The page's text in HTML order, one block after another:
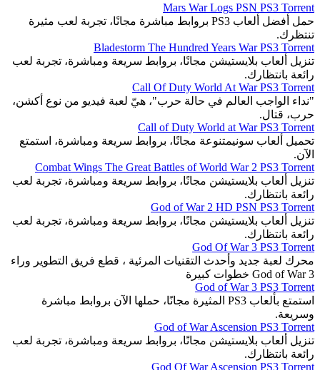
Mars War Logs PSN PS3 Torrent
حمل أفضل ألعاب PS3 بروابط مباشرة مجانًا، تجربة لعب مثيرة
تنتظرك.
Bladestorm The Hundred Years War PS3 Torrent
تنزيل ألعاب بلايستيشن مجانًا، بروابط سريعة ومباشرة، تجربة لعب
رائعة بانتظارك.
Call Of Duty World At War PS3 Torrent
"نداء الواجب العالم في حالة حرب"، هيّ لعبة فيديو من نوع أكشن،
حرب، قتال.
Call of Duty World at War PS3 Torrent
تحميل ألعاب سونيمتنوعة مجانًا، بروابط سريعة ومباشرة، استمتع
الآن.
Combat Wings The Great Battles of World War 2 PS3 Torrent
تنزيل ألعاب بلايستيشن مجانًا، بروابط سريعة ومباشرة، تجربة لعب
رائعة بانتظارك.
God of War 2 HD PSN PS3 Torrent
تنزيل ألعاب بلايستيشن مجانًا، بروابط سريعة ومباشرة، تجربة لعب
رائعة بانتظارك.
God Of War 3 PS3 Torrent
محرك لعبة جديد وأحدث التقنيات المرئية ، قطع فريق التطوير وراء
God of War 3 خطوات كبيرة
God of War 3 PS3 Torrent
استمتع بألعاب PS3 المثيرة مجانًا، حملها الآن بروابط مباشرة
وسريعة.
God of War Ascension PS3 Torrent
تنزيل ألعاب بلايستيشن مجانًا، بروابط سريعة ومباشرة، تجربة لعب
رائعة بانتظارك.
God Of War Ascension PS3 Torrent